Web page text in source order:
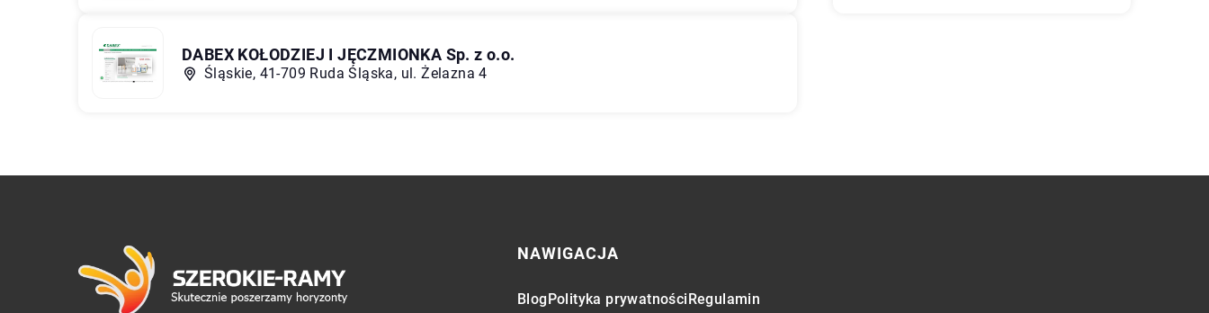
DABEX KOŁODZIEJ I JĘCZMIONKA Sp. z o.o.
Śląskie, 41-709 Ruda Śląska, ul. Żelazna 4
NAWIGACJA
BlogPolityka prywatnościRegulamin